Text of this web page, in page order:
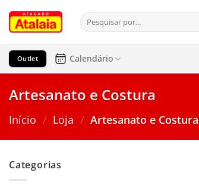
para
conteúdo
Pesquisar
por:
Outlet Calendário
Artesanato e Costura
Início / Loja / Artesanato e Costura
Categorias